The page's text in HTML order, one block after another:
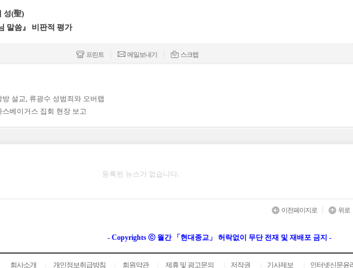
성(聖)
말씀』 비판적 평가
프린트 메일보내기 스크랩
설교, 류광수 성범죄와 오버랩
스베이거스 집회 현장 보고
등록된 뉴스가 없습니다.
이전페이지로 | 위로
- Copyrights ⓒ 월간 「현대종교」 허락없이 무단 전재 및 재배포 금지 -
회사소개 개인정보취급방침 회원약관 제휴 및 광고문의 저작권 기사제보 인터넷신문윤